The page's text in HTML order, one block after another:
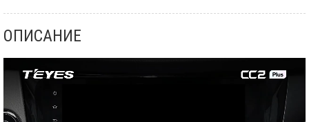
ОПИСАНИЕ